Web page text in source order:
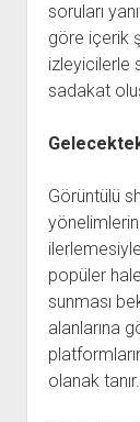
soruları
göre içerik
izleyicilerle
sadakat
Görüntülü
popüler
sunması
alanlarına
olanak tanır.